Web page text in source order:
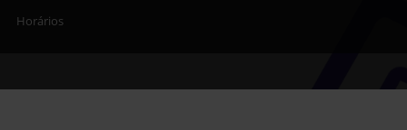
Horários